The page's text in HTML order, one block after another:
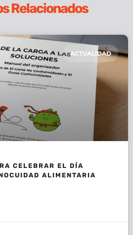
Relacionados
ACTUALIDAD
CELEBRAR EL DÍA
ALIMENTARIA